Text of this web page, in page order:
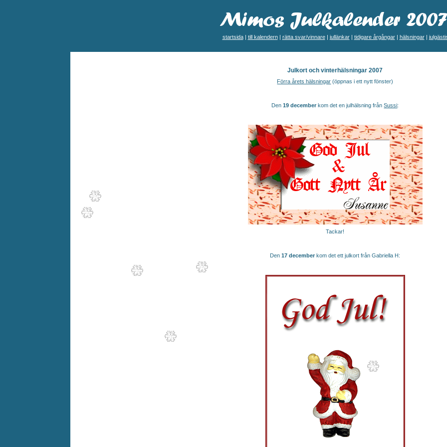
startsida| till kalendern| rätta svar/vinnare| jullänkar| tidigare årgångar| hälsningar|
Julkort och vinterhälsningar 2007
Förra årets hälsningar (öppnas i ett nytt fönster)
Den 19 december kom det en julhälsning frånSussi:
Tackar!
Den 17 december kom det ett julkort från Gabriella H: